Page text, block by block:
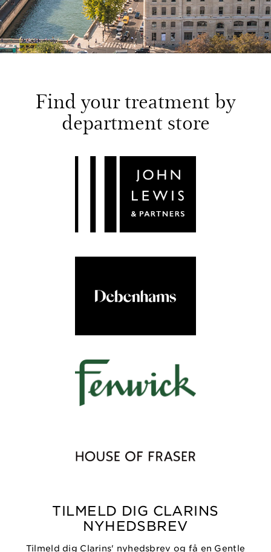
Find your treatment by
department store
TILMELD DIG CLARINS
NYHEDSBREV
Tilmeld dig Clarins' nyhedsbrev og få en Gentle